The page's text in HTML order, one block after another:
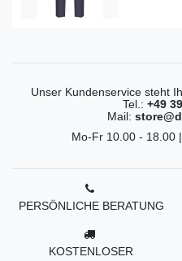
Unser Kundenservice steht
Tel.: +49
Mail:
Mo-Fr 10.00 - 18.00
PERSÖNLICHE BERATUNG
KOSTENLOSER